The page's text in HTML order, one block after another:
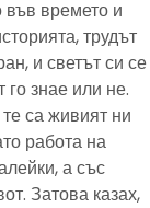
времето и
трудът
и светът си се
го знае или не.
са живият ни
работа на
а със
Затова казах,